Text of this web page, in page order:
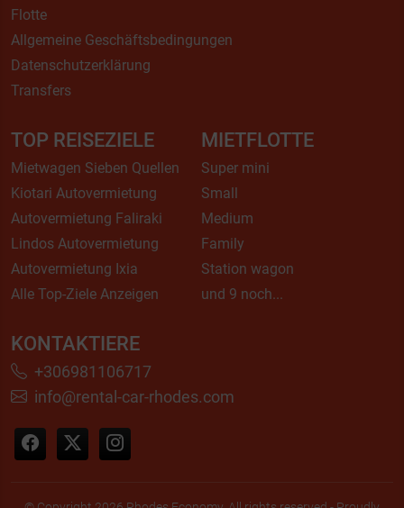
Flotte
Allgemeine Geschäftsbedingungen
Datenschutzerklärung
Transfers
TOP REISEZIELE
Mietwagen Sieben Quellen
Kiotari Autovermietung
Autovermietung Faliraki
Lindos Autovermietung
Autovermietung Ixia
Alle Top-Ziele Anzeigen
MIETFLOTTE
Super mini
Small
Medium
Family
Station wagon
und 9 noch...
KONTAKTIERE
+306981106717
info@rental-car-rhodes.com